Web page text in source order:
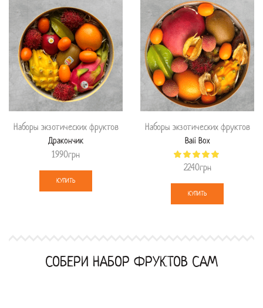
Наборы экзотических фруктов
Дракончик
1990грн
КУПИТЬ
Наборы экзотических фруктов
Bali Box
2240грн
КУПИТЬ
СОБЕРИ НАБОР ФРУКТОВ САМ